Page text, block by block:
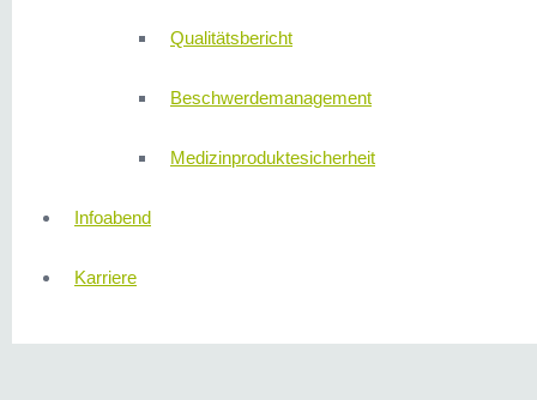
Qualitätsbericht
Beschwerdemanagement
Medizinproduktesicherheit
Infoabend
Karriere